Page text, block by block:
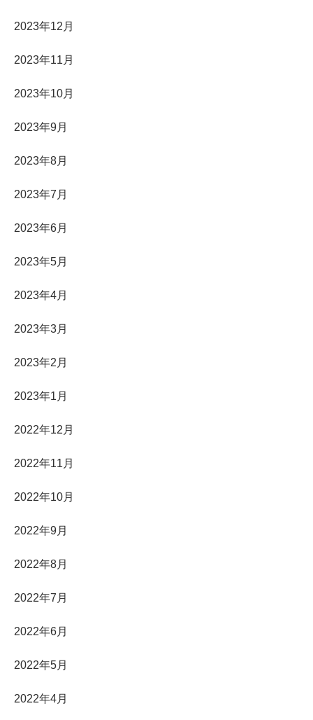
2023年12月
2023年11月
2023年10月
2023年9月
2023年8月
2023年7月
2023年6月
2023年5月
2023年4月
2023年3月
2023年2月
2023年1月
2022年12月
2022年11月
2022年10月
2022年9月
2022年8月
2022年7月
2022年6月
2022年5月
2022年4月